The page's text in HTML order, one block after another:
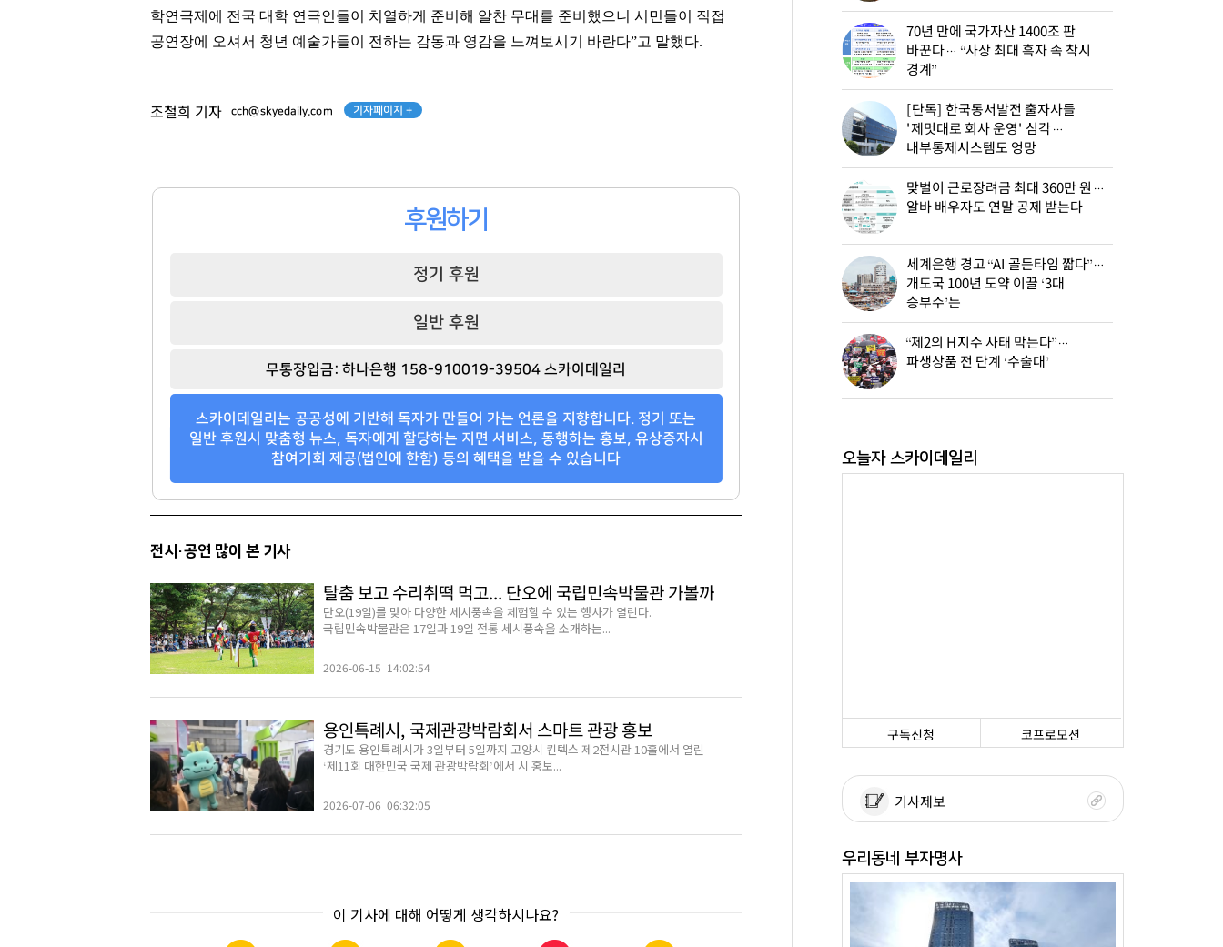
SK그룹
트라움하우스5차
373
카카오
로덴하우스 웨스트빌리지
294
DL
주택
카카오게임즈
대지마을3차2단지현대홈타운
오뚜기
이니그마빌2
학연극제에 전국 대학 연극인들이 치열하게 준비해 알찬 무대를 준비했으니 시민들이 직접
공연장에 오셔서 청년 예술가들이 전하는 감동과 영감을 느껴보시기 바란다”고 말했다.
조철희 기자 cch@skyedaily.com 기자페이지 +
후원하기
정기 후원
일반 후원
무통장입금: 하나은행 158-910019-39504 스카이데일리
스카이데일리는 공공성에 기반해 독자가 만들어 가는 언론을 지향합니다. 정기 또는
일반 후원시 맞춤형 뉴스, 독자에게 할당하는 지면 서비스, 동행하는 홍보, 유상증자시
참여기회 제공(법인에 한함) 등의 혜택을 받을 수 있습니다
전시·공연 많이 본 기사
탈춤 보고 수리취떡 먹고... 단오에 국립민속박물관 가볼까
단오(19일)를 맞아 다양한 세시풍속을 체험할 수 있는 행사가 열린다.
국립민속박물관은 17일과 19일 전통 세시풍속을 소개하는...
2026-06-15 14:02:54
용인특례시, 국제관광박람회서 스마트 관광 홍보
경기도 용인특례시가 3일부터 5일까지 고양시 킨텍스 제2전시관 10홀에서 열린
‘제11회 대한민국 국제 관광박람회’에서 시 홍보...
2026-07-06 06:32:05
이 기사에 대해 어떻게 생각하시나요?
70년 만에 국가자산 1400조 판
바꾼다… “사상 최대 흑자 속 착시
경계”
[단독] 한국동서발전 출자사들
'제멋대로 회사 운영' 심각…
내부통제시스템도 엉망
맞벌이 근로장려금 최대 360만 원…
알바 배우자도 연말 공제 받는다
세계은행 경고 “AI 골든타임 짧다”…
개도국 100년 도약 이끌 ‘3대
승부수’는
“제2의 H지수 사태 막는다”…
파생상품 전 단계 ‘수술대’
오늘자 스카이데일리
구독신청 코프로모션
기사제보
우리동네 부자명사